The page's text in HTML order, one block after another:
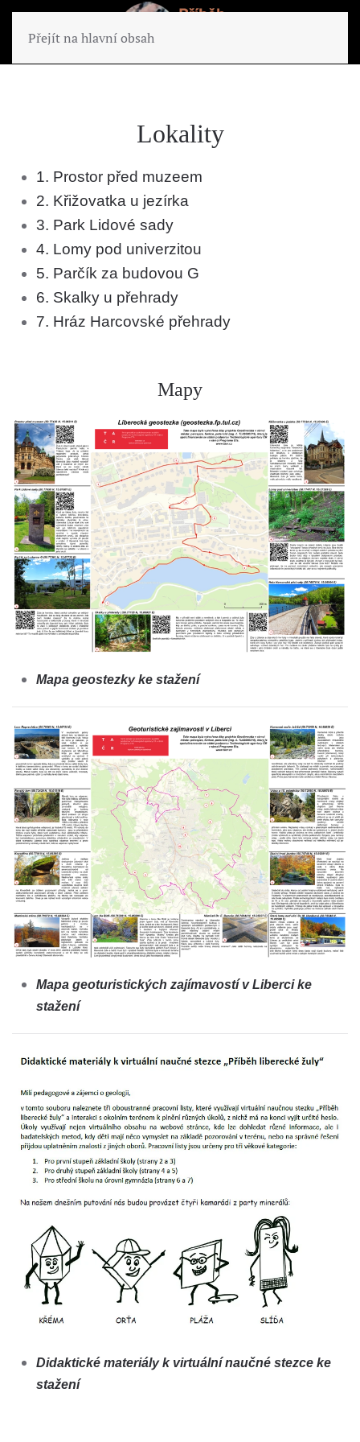
Přejít na hlavní obsah
Lokality
1. Prostor před muzeem
2. Křižovatka u jezírka
3. Park Lidové sady
4. Lomy pod univerzitou
5. Parčík za budovou G
6. Skalky u přehrady
7. Hráz Harcovské přehrady
Mapy
Mapa geostezky ke stažení
Mapa geoturistických zajímavostí v Liberci ke
stažení
Didaktické materiály k virtuální naučné stezce ke
stažení